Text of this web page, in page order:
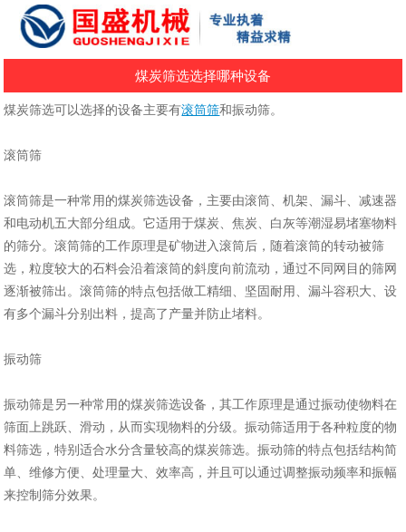
煤炭筛选选择哪种设备
煤炭筛选可以选择的设备主要有滚筒筛和振动筛‌。
滚筒筛
滚筒筛是一种常用的煤炭筛选设备，主要由滚筒、机架、漏斗、减速器
和电动机五大部分组成。它适用于煤炭、焦炭、白灰等潮湿易堵塞物料
的筛分。滚筒筛的工作原理是矿物进入滚筒后，随着滚筒的转动被筛
选，粒度较大的石料会沿着滚筒的斜度向前流动，通过不同网目的筛网
逐渐被筛出。滚筒筛的特点包括做工精细、坚固耐用、漏斗容积大、设
有多个漏斗分别出料，提高了产量并防止堵料‌。
振动筛
振动筛是另一种常用的煤炭筛选设备，其工作原理是通过振动使物料在
筛面上跳跃、滑动，从而实现物料的分级。振动筛适用于各种粒度的物
料筛选，特别适合水分含量较高的煤炭筛选。振动筛的特点包括结构简
单、维修方便、处理量大、效率高，并且可以通过调整振动频率和振幅
来控制筛分效果‌。